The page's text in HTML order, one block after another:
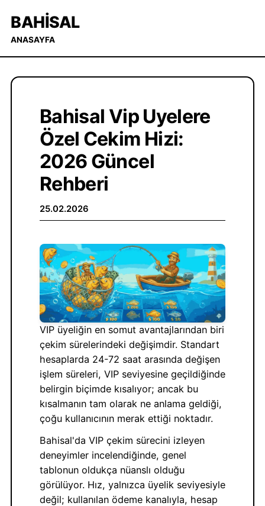
BAHISAL
ANASAYFA
Bahisal Vip Uyelere
Özel Cekim Hizi:
2026 Güncel
Rehberi
25.02.2026
VIP üyeliğin en somut avantajlarından biri
çekim sürelerindeki değişimdir. Standart
hesaplarda 24-72 saat arasında değişen
işlem süreleri, VIP seviyesine geçildiğinde
belirgin biçimde kısalıyor; ancak bu
kısalmanın tam olarak ne anlama geldiği,
çoğu kullanıcının merak ettiği noktadır.
Bahisal'da VIP çekim sürecini izleyen
deneyimler incelendiğinde, genel
tablonun oldukça nüanslı olduğu
görülüyor. Hız, yalnızca üyelik seviyesiyle
değil; kullanılan ödeme kanalıyla, hesap